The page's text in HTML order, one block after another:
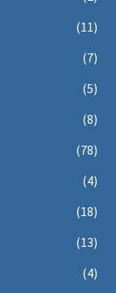
(11)
(7)
(5)
(8)
(78)
(4)
(18)
(13)
(4)